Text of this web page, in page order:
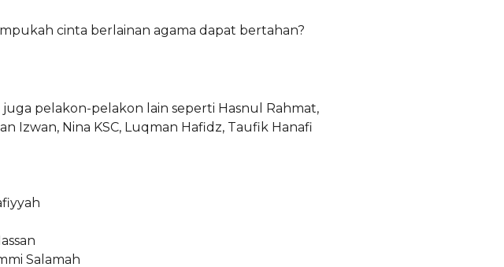
cinta berlainan agama dapat bertahan?
juga pelakon-pelakon lain seperti Hasnul Rahmat,
Izwan, Nina KSC, Luqman Hafidz, Taufik Hanafi
Salamah